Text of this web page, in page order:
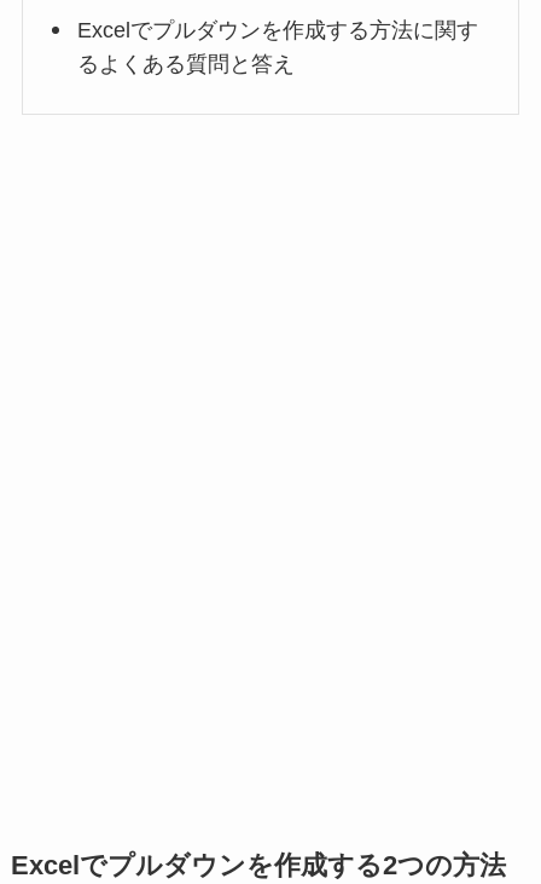
Excelでプルダウンを作成する方法に関す
るよくある質問と答え
Excelでプルダウンを作成する2つの方法